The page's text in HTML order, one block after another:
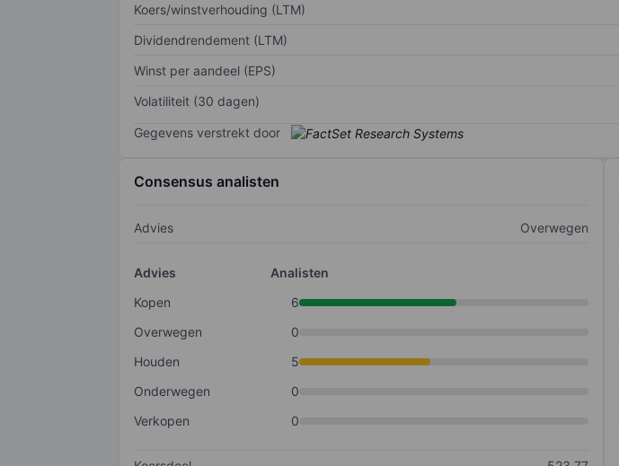
Koers/winstverhouding (LTM)
Dividendrendement (LTM)
Winst per aandeel (EPS)
Volatiliteit (30 dagen)
Gegevens verstrekt door
Consensus analisten
Advies Overwegen
Advies
Analisten
Kopen
6
Overwegen
0
Houden
5
Onderwegen
0
Verkopen
0